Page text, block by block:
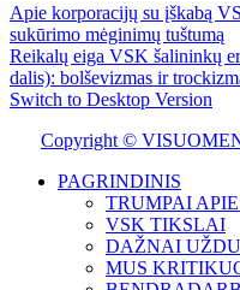
Apie korporacijų su įškabą
sukūrimo mėginimų tuštumą
Reikalų eiga VSK šalininkų
dalis): bolševizmas ir
Switch to Desktop Version
Copyright ©
PAGRINDINIS
TRUMPAI
VSK TIKSLAI
DAŽNAI
MUS